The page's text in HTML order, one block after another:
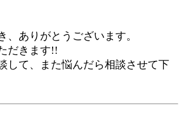
、ありがとうございます。
だきます!!
して、また悩んだら相談させて下